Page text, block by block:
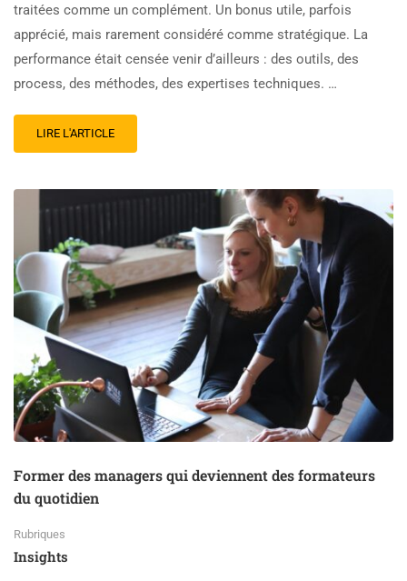
traitées comme un complément. Un bonus utile, parfois
apprécié, mais rarement considéré comme stratégique. La
performance était censée venir d’ailleurs : des outils, des
process, des méthodes, des expertises techniques. …
LIRE L'ARTICLE
Former des managers qui deviennent des formateurs
du quotidien
Rubriques
Insights